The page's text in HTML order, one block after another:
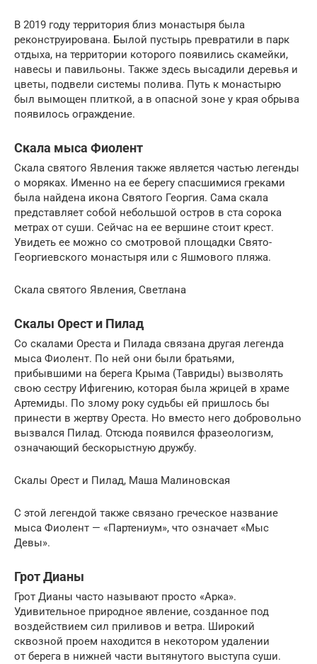
В 2019 году территория близ монастыря была
реконструирована. Былой пустырь превратили в парк
отдыха, на территории которого появились скамейки,
навесы и павильоны. Также здесь высадили деревья и
цветы, подвели системы полива. Путь к монастырю
был вымощен плиткой, а в опасной зоне у края обрыва
появилось ограждение.
Скала мыса Фиолент
Скала святого Явления также является частью легенды
о моряках. Именно на ее берегу спасшимися греками
была найдена икона Святого Георгия. Сама скала
представляет собой небольшой остров в ста сорока
метрах от суши. Сейчас на ее вершине стоит крест.
Увидеть ее можно со смотровой площадки Свято-
Георгиевского монастыря или с Яшмового пляжа.
Скала святого Явления, Светлана
Скалы Орест и Пилад
Со скалами Ореста и Пилада связана другая легенда
мыса Фиолент. По ней они были братьями,
прибывшими на берега Крыма (Тавриды) вызволять
свою сестру Ифигению, которая была жрицей в храме
Артемиды. По злому року судьбы ей пришлось бы
принести в жертву Ореста. Но вместо него добровольно
вызвался Пилад. Отсюда появился фразеологизм,
означающий бескорыстную дружбу.
Скалы Орест и Пилад, Маша Малиновская
С этой легендой также связано греческое название
мыса Фиолент — «Партениум», что означает «Мыс
Девы».
Грот Дианы
Грот Дианы часто называют просто «Арка».
Удивительное природное явление, созданное под
воздействием сил приливов и ветра. Широкий
сквозной проем находится в некотором удалении
от берега в нижней части вытянутого выступа суши.